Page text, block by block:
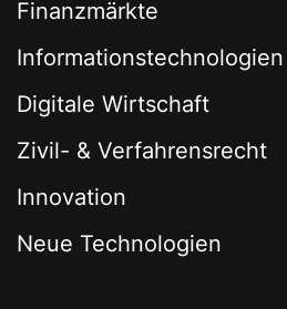
Finanzmärkte
Informationstechnologien
Digitale Wirtschaft
Zivil- & Verfahrensrecht
Innovation
Neue Technologien